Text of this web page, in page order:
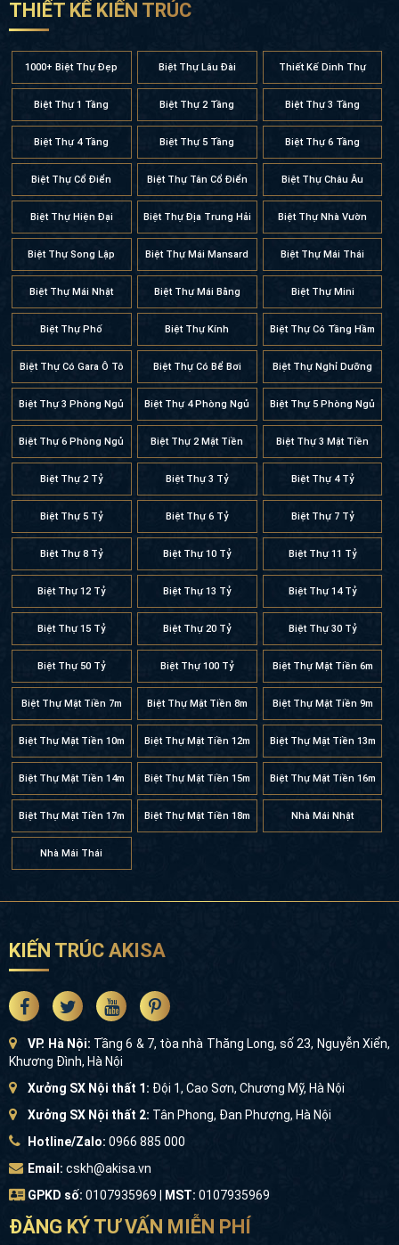
THIẾT KẾ KIẾN TRÚC
1000+ Biệt Thự Đẹp Biệt Thự Lâu Đài Thiết Kế Dinh Thự
Biệt Thự 1 Tầng Biệt Thự 2 Tầng Biệt Thự 3 Tầng
Biệt Thự 4 Tầng Biệt Thự 5 Tầng Biệt Thự 6 Tầng
Biệt Thự Cổ Điển Biệt Thự Tân Cổ Điển Biệt Thự Châu Âu
Biệt Thự Hiện Đại Biệt Thự Địa Trung Hải Biệt Thự Nhà Vườn
Biệt Thự Song Lập Biệt Thự Mái Mansard Biệt Thự Mái Thái
Biệt Thự Mái Nhật Biệt Thự Mái Bằng Biệt Thự Mini
Biệt Thự Phố Biệt Thự Kính Biệt Thự Có Tầng Hầm
Biệt Thự Có Gara Ô Tô Biệt Thự Có Bể Bơi Biệt Thự Nghỉ Dưỡng
Biệt Thự 3 Phòng Ngủ Biệt Thự 4 Phòng Ngủ Biệt Thự 5 Phòng Ngủ
Biệt Thự 6 Phòng Ngủ Biệt Thự 2 Mặt Tiền Biệt Thự 3 Mặt Tiền
Biệt Thự 2 Tỷ Biệt Thự 3 Tỷ Biệt Thự 4 Tỷ
Biệt Thự 5 Tỷ Biệt Thự 6 Tỷ Biệt Thự 7 Tỷ
Biệt Thự 8 Tỷ Biệt Thự 10 Tỷ Biệt Thự 11 Tỷ
Biệt Thự 12 Tỷ Biệt Thự 13 Tỷ Biệt Thự 14 Tỷ
Biệt Thự 15 Tỷ Biệt Thự 20 Tỷ Biệt Thự 30 Tỷ
Biệt Thự 50 Tỷ Biệt Thự 100 Tỷ Biệt Thự Mặt Tiền 6m
Biệt Thự Mặt Tiền 7m Biệt Thự Mặt Tiền 8m Biệt Thự Mặt Tiền 9m
Biệt Thự Mặt Tiền 10m Biệt Thự Mặt Tiền 12m Biệt Thự Mặt Tiền 13m
Biệt Thự Mặt Tiền 14m Biệt Thự Mặt Tiền 15m Biệt Thự Mặt Tiền 16m
Biệt Thự Mặt Tiền 17m Biệt Thự Mặt Tiền 18m Nhà Mái Nhật
Nhà Mái Thái
KIẾN TRÚC AKISA
VP. Hà Nội: Tầng 6 & 7, tòa nhà Thăng Long, số 23, Nguyễn Xiển,
Khương Đình, Hà Nội
Xưởng SX Nội thất 1: Đội 1, Cao Sơn, Chương Mỹ, Hà Nội
Xưởng SX Nội thất 2: Tân Phong, Đan Phượng, Hà Nội
Hotline/Zalo: 0966 885 000
Email: cskh@akisa.vn
GPKD số: 0107935969 | MST: 0107935969
ĐĂNG KÝ TƯ VẤN MIỄN PHÍ